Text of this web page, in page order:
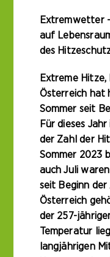
Extremwetter
auf
des
Extreme Hitze,
Österreich hat
Sommer seit
Für dieses
der Zahl der
Sommer 2023
auch Juli
seit Beginn der
Österreich
der 257-
Temperatur
langjährigen